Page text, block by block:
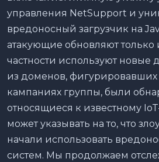
управления NetSupport и
вредоносный загрузчик на
атакующие обновляют только
частности используют
из доменов,
кампаниях группы, были
относящиеся к известному
может указывать на то, что
начали использовать
систем. Мы продолжаем